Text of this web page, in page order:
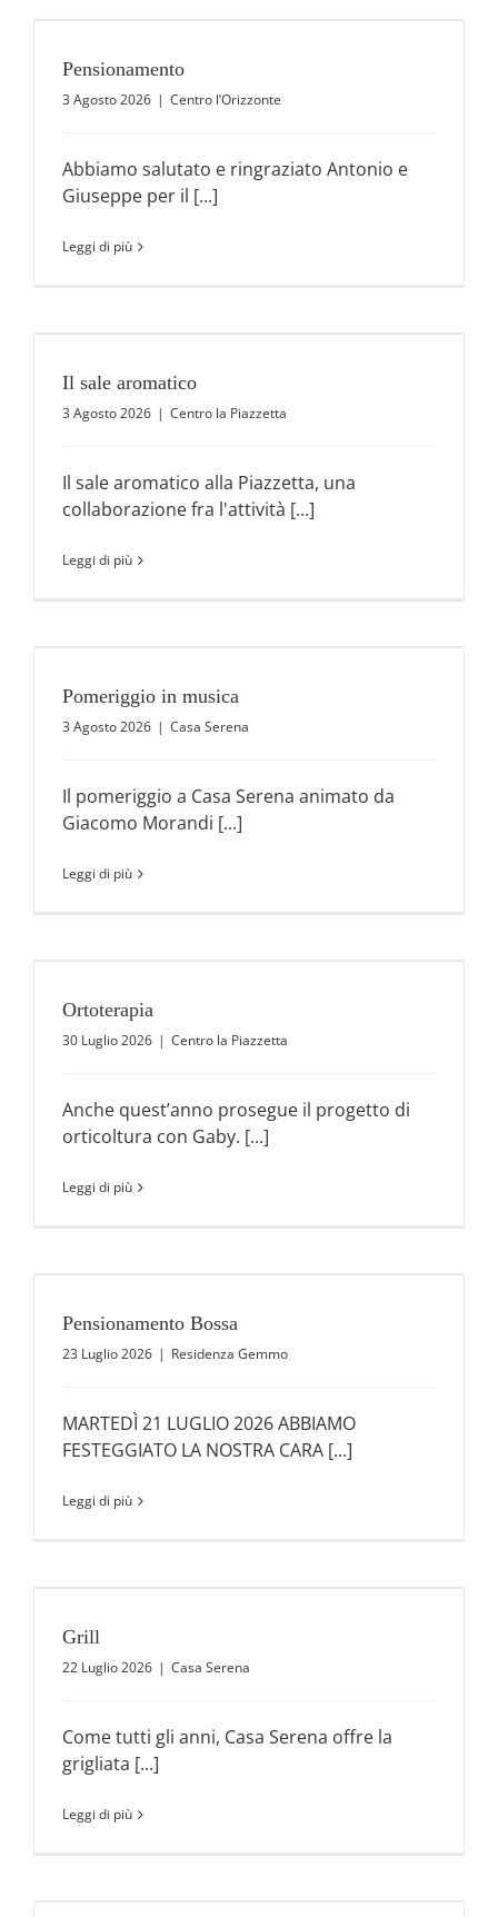
Pensionamento
3 Agosto 2026 | Centro l’Orizzonte
Abbiamo salutato e ringraziato Antonio e
Giuseppe per il [...]
Leggi di più
Il sale aromatico
3 Agosto 2026 | Centro la Piazzetta
Il sale aromatico alla Piazzetta, una
collaborazione fra l'attività [...]
Leggi di più
Pomeriggio in musica
3 Agosto 2026 | Casa Serena
Il pomeriggio a Casa Serena animato da
Giacomo Morandi [...]
Leggi di più
Ortoterapia
30 Luglio 2026 | Centro la Piazzetta
Anche quest’anno prosegue il progetto di
orticoltura con Gaby. [...]
Leggi di più
Pensionamento Bossa
23 Luglio 2026 | Residenza Gemmo
MARTEDÌ 21 LUGLIO 2026 ABBIAMO
FESTEGGIATO LA NOSTRA CARA [...]
Leggi di più
Grill
22 Luglio 2026 | Casa Serena
Come tutti gli anni, Casa Serena offre la
grigliata [...]
Leggi di più